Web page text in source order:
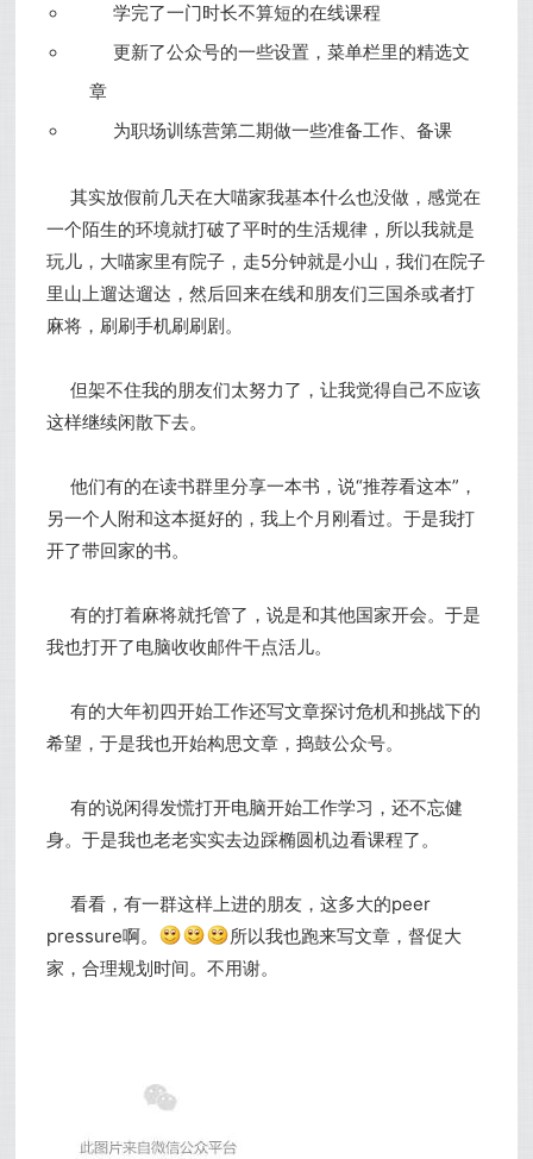
学完了一门时长不算短的在线课程
更新了公众号的一些设置，菜单栏里的精选文
章
为职场训练营第二期做一些准备工作、备课
其实放假前几天在大喵家我基本什么也没做，感觉在
一个陌生的环境就打破了平时的生活规律，所以我就是
玩儿，大喵家里有院子，走5分钟就是小山，我们在院子
里山上遛达遛达，然后回来在线和朋友们三国杀或者打
麻将，刷刷手机刷刷剧。
但架不住我的朋友们太努力了，让我觉得自己不应该
这样继续闲散下去。
他们有的在读书群里分享一本书，说“推荐看这本”，
另一个人附和这本挺好的，我上个月刚看过。于是我打
开了带回家的书。
有的打着麻将就托管了，说是和其他国家开会。于是
我也打开了电脑收收邮件干点活儿。
有的大年初四开始工作还写文章探讨危机和挑战下的
希望，于是我也开始构思文章，捣鼓公众号。
有的说闲得发慌打开电脑开始工作学习，还不忘健
身。于是我也老老实实去边踩椭圆机边看课程了。
看看，有一群这样上进的朋友，这多大的peer
pressure啊。
所以我也跑来写文章，督促大
家，合理规划时间。不用谢。